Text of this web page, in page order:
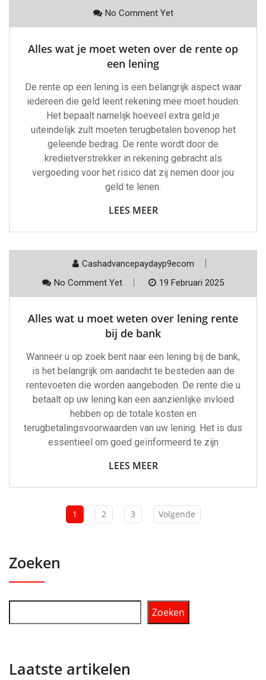
No Comment Yet
Alles wat je moet weten over de rente op
een lening
De rente op een lening is een belangrijk aspect waar
iedereen die geld leent rekening mee moet houden.
Het bepaalt namelijk hoeveel extra geld je
uiteindelijk zult moeten terugbetalen bovenop het
geleende bedrag. De rente wordt door de
kredietverstrekker in rekening gebracht als
vergoeding voor het risico dat zij nemen door jou
geld te lenen.
LEES MEER
Cashadvancepaydayp9ecom
No Comment Yet
19 Februari 2025
Alles wat u moet weten over lening rente
bij de bank
Wanneer u op zoek bent naar een lening bij de bank,
is het belangrijk om aandacht te besteden aan de
rentevoeten die worden aangeboden. De rente die u
betaalt op uw lening kan een aanzienlijke invloed
hebben op de totale kosten en
terugbetalingsvoorwaarden van uw lening. Het is dus
essentieel om goed geïnformeerd te zijn
LEES MEER
1 2 3 Volgende
Zoeken
Zoeken
Laatste artikelen